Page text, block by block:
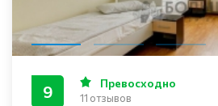
9 Превосходно
11 отзывов